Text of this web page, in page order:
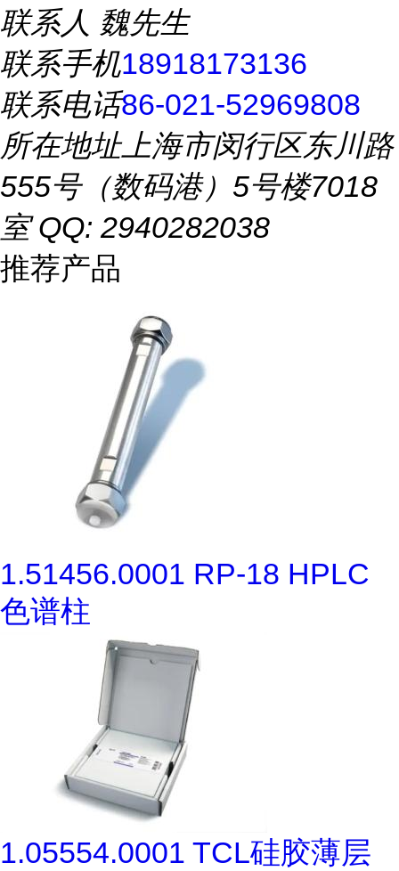
联系人 魏先生
联系手机18918173136
联系电话86-021-52969808
所在地址上海市闵行区东川路
555号（数码港）5号楼7018
室 QQ: 2940282038
推荐产品
1.51456.0001 RP-18 HPLC
色谱柱
1.05554.0001 TCL硅胶薄层